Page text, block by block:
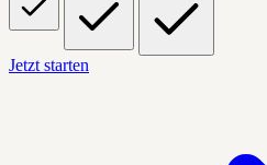
Jetzt starten